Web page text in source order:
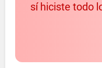
sí hiciste todo